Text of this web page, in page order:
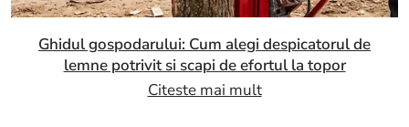
Ghidul gospodarului: Cum alegi despicatorul de
lemne potrivit si scapi de efortul la topor
Citeste mai mult